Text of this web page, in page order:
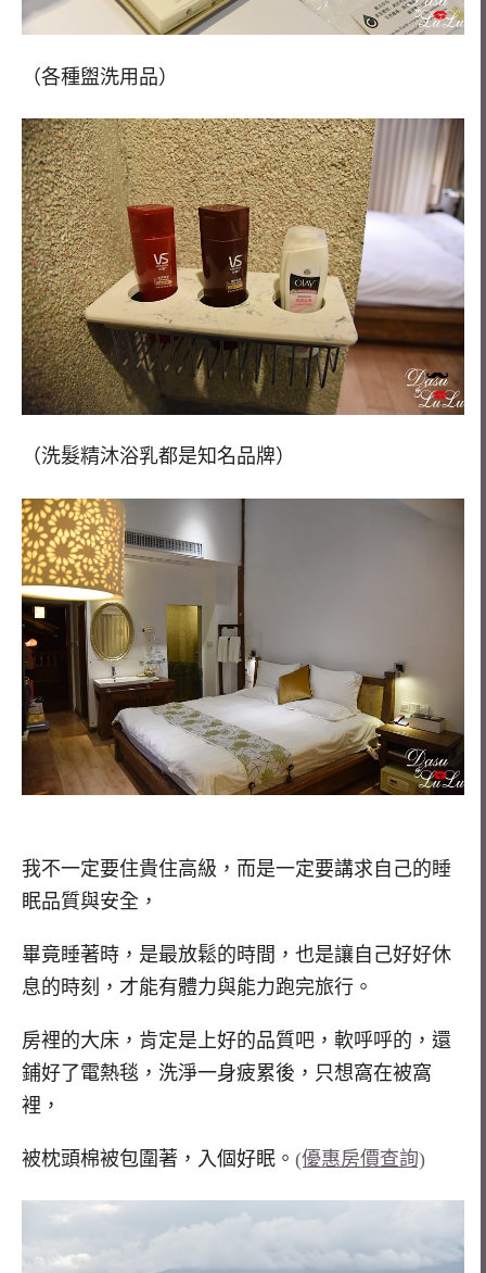
（各種盥洗用品）
（洗髮精沐浴乳都是知名品牌）
我不一定要住貴住高級，而是一定要講求自己的睡
眠品質與安全，
畢竟睡著時，是最放鬆的時間，也是讓自己好好休
息的時刻，才能有體力與能力跑完旅行。
房裡的大床，肯定是上好的品質吧，軟呼呼的，還
鋪好了電熱毯，洗淨一身疲累後，只想窩在被窩
裡，
被枕頭棉被包圍著，入個好眠。 (優惠房價查詢)